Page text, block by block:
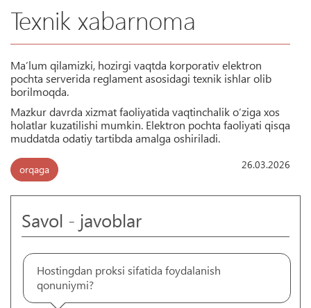
Texnik xabarnoma
Ma’lum qilamizki, hozirgi vaqtda korporativ elektron
pochta serverida reglament asosidagi texnik ishlar olib
borilmoqda.
Mazkur davrda xizmat faoliyatida vaqtinchalik o‘ziga xos
holatlar kuzatilishi mumkin. Elektron pochta faoliyati qisqa
muddatda odatiy tartibda amalga oshiriladi.
orqaga 26.03.2026
Savol - javoblar
Hostingdan proksi sifatida foydalanish
qonuniymi?